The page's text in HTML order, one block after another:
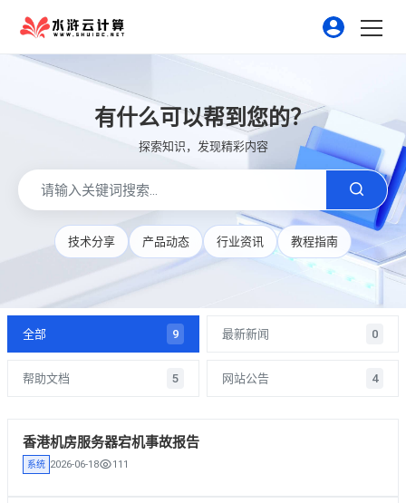
有什么可以帮到您的？
探索知识，发现精彩内容
技术分享 产品动态 行业资讯 教程指南
全部 9 最新新闻 0
帮助文档 5 网站公告 4
香港机房服务器宕机事故报告
系统 2026-06-18 111